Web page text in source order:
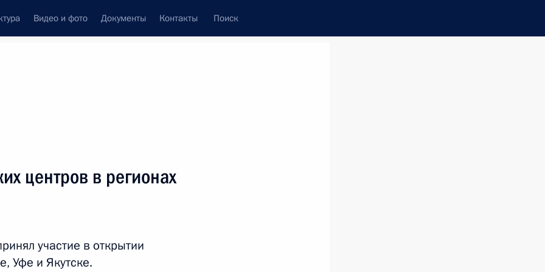
Видео и фото Документы Контакты Поиск
Дмитрием Миляевым
область
центров в регионах
участие в открытии
Уфе и Якутске.